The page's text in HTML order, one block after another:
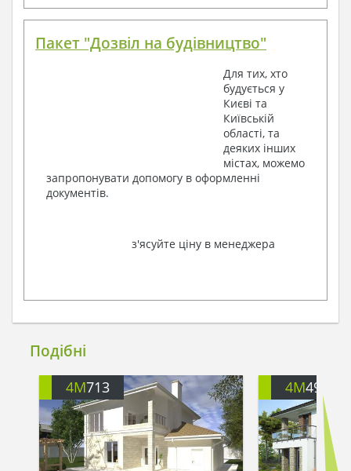
Пакет "Дозвіл на будівництво"
Для тих, хто
будується у
Києві та
Київській
області, та
деяких інших
містах, можемо
запропонувати допомогу в оформленні
документів.
з'ясуйте ціну в менеджера
Подібні
4M713 4M499